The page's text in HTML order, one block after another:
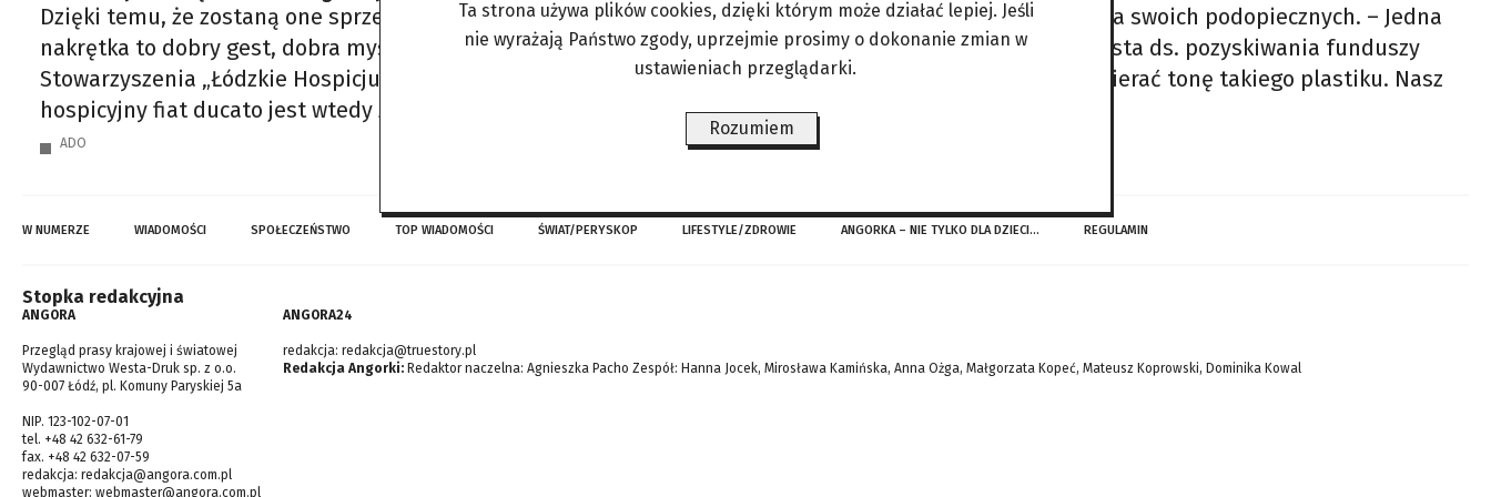
Dzięki temu, że zostaną one sprzedane firmie recyklingowej, personel placówki uzyska środki finansowe dla swoich podopiecznych. – Jedna
nakrętka to dobry gest, dobra myśl i otwarte serce do pomagania – wyjaśnia Mateusz Błażejewski, specjalista ds. pozyskiwania funduszy
Stowarzyszenia „Łódzkie Hospicjum dla Dzieci – Łupkowa”. – W ciągu trzech tygodni jesteśmy w stanie uzbierać tonę takiego plastiku. Nasz
hospicyjny fiat ducato jest wtedy zapakowany
ADO
W NUMERZE WIADOMOŚCI SPOŁECZEŃSTWO TOP WIADOMOŚCI ŚWIAT/PERYSKOP LIFESTYLE/ZDROWIE ANGORKA – NIE TYLKO DLA DZIECI… REGULAMIN
Stopka redakcyjna
ANGORA
Przegląd prasy krajowej i światowej
Wydawnictwo Westa-Druk sp. z o.o.
90-007 Łódź, pl. Komuny Paryskiej 5a
NIP. 123-102-07-01
tel. +48 42 632-61-79
fax. +48 42 632-07-59
redakcja: redakcja@angora.com.pl
webmaster: webmaster@angora.com.pl
ANGORA24
redakcja: redakcja@truestory.pl
Redakcja Angorki: Redaktor naczelna: Agnieszka Pacho Zespół: Hanna Jocek, Mirosława Kamińska, Anna Ożga, Małgorzata Kopeć, Mateusz Koprowski, Dominika Kowal
Ta strona używa plików cookies, dzięki którym może działać lepiej. Jeśli
nie wyrażają Państwo zgody, uprzejmie prosimy o dokonanie zmian w
ustawieniach przeglądarki.
Rozumiem